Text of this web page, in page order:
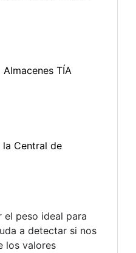
el peso ideal para
a detectar si nos
los valores